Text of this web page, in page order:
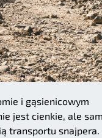
i gąsienicowym
jest cienkie, ale
transportu snajpera.